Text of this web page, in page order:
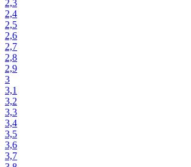
2,3
2,4
2,5
2,6
2,7
2,8
2,9
3
3,1
3,2
3,3
3,4
3,5
3,6
3,7